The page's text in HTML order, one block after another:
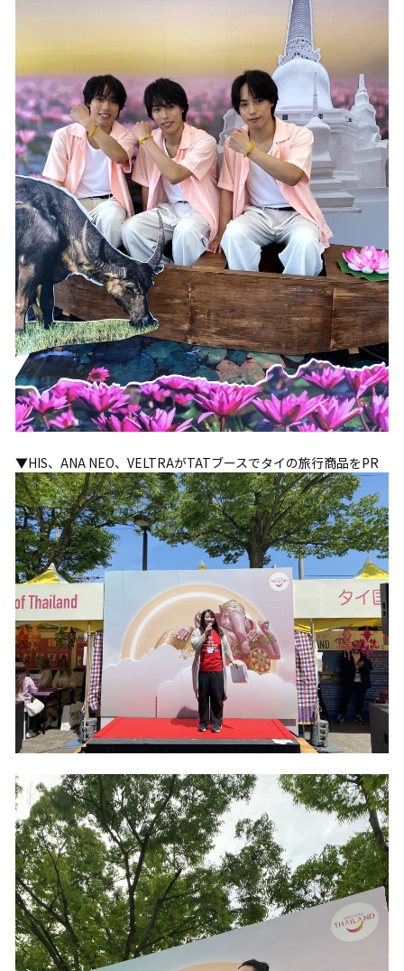
▼HIS、ANA NEO、VELTRAがTATブースでタイの旅行商品をPR